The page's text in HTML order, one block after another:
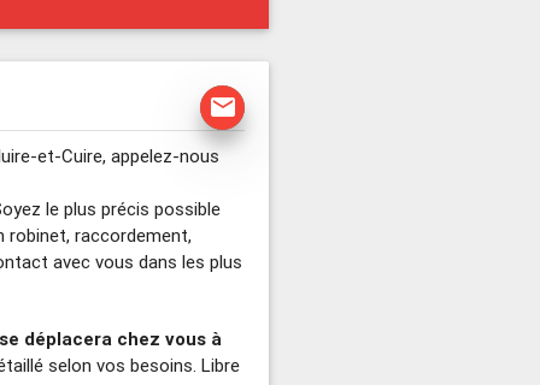
mail
et-Cuire, appelez-nous
le plus précis possible
robinet, raccordement,
avec vous dans les plus
déplacera chez vous à
selon vos besoins. Libre